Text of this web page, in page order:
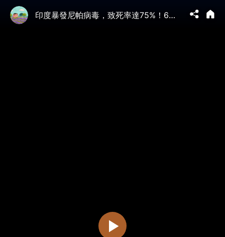
印度暴發尼帕病毒，致死率達75%！6位通靈師同時預言2026年大瘟疫來臨成真？